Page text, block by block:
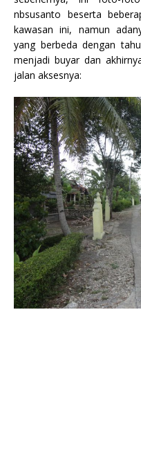
nbsusanto beserta
kawasan ini, namun
yang berbeda dengan
menjadi buyar dan
jalan aksesnya: